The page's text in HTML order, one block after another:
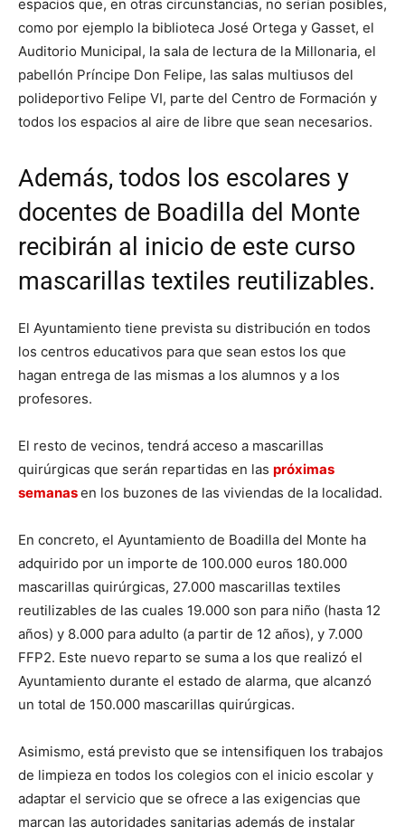
espacios que, en otras circunstancias, no serían posibles,
como por ejemplo la biblioteca José Ortega y Gasset, el
Auditorio Municipal, la sala de lectura de la Millonaria, el
pabellón Príncipe Don Felipe, las salas multiusos del
polideportivo Felipe VI, parte del Centro de Formación y
todos los espacios al aire de libre que sean necesarios.
Además, todos los escolares y
docentes de Boadilla del Monte
recibirán al inicio de este curso
mascarillas textiles reutilizables.
El Ayuntamiento tiene prevista su distribución en todos
los centros educativos para que sean estos los que
hagan entrega de las mismas a los alumnos y a los
profesores.
El resto de vecinos, tendrá acceso a mascarillas
quirúrgicas que serán repartidas en las próximas
semanasen los buzones de las viviendas de la localidad.
En concreto, el Ayuntamiento de Boadilla del Monte ha
adquirido por un importe de 100.000 euros 180.000
mascarillas quirúrgicas, 27.000 mascarillas textiles
reutilizables de las cuales 19.000 son para niño (hasta 12
años) y 8.000 para adulto (a partir de 12 años), y 7.000
FFP2. Este nuevo reparto se suma a los que realizó el
Ayuntamiento durante el estado de alarma, que alcanzó
un total de 150.000 mascarillas quirúrgicas.
Asimismo, está previsto que se intensifiquen los trabajos
de limpieza en todos los colegios con el inicio escolar y
adaptar el servicio que se ofrece a las exigencias que
marcan las autoridades sanitarias además de instalar